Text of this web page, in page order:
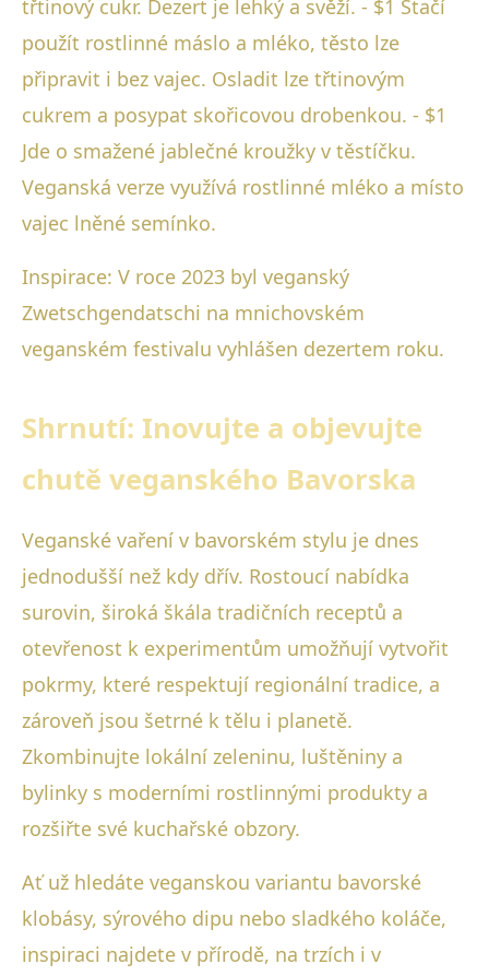
třtinový cukr. Dezert je lehký a svěží. - $1 Stačí
použít rostlinné máslo a mléko, těsto lze
připravit i bez vajec. Osladit lze třtinovým
cukrem a posypat skořicovou drobenkou. - $1
Jde o smažené jablečné kroužky v těstíčku.
Veganská verze využívá rostlinné mléko a místo
vajec lněné semínko.
Inspirace: V roce 2023 byl veganský
Zwetschgendatschi na mnichovském
veganském festivalu vyhlášen dezertem roku.
Shrnutí: Inovujte a objevujte
chutě veganského Bavorska
Veganské vaření v bavorském stylu je dnes
jednodušší než kdy dřív. Rostoucí nabídka
surovin, široká škála tradičních receptů a
otevřenost k experimentům umožňují vytvořit
pokrmy, které respektují regionální tradice, a
zároveň jsou šetrné k tělu i planetě.
Zkombinujte lokální zeleninu, luštěniny a
bylinky s moderními rostlinnými produkty a
rozšiřte své kuchařské obzory.
Ať už hledáte veganskou variantu bavorské
klobásy, sýrového dipu nebo sladkého koláče,
inspiraci najdete v přírodě, na trzích i v